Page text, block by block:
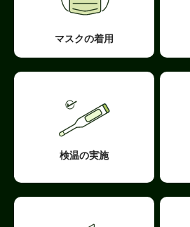
マスクの着用
検温の実施